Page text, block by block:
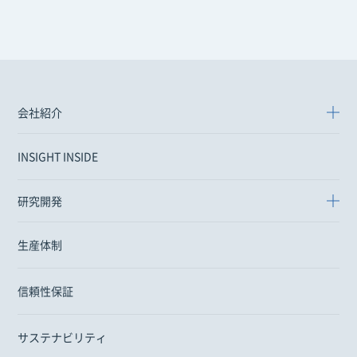
会社紹介
INSIGHT INSIDE
研究開発
生産体制
信頼性保証
サステナビリティ